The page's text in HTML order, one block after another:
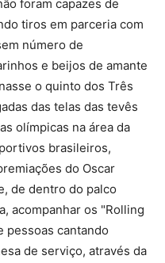
foram capazes de
tiros em parceria com
número de
e beijos de amante
o quinto dos Três
das telas das tevês
olímpicas na área da
brasileiros,
do Oscar
de dentro do palco
acompanhar os "Rolling
pessoas cantando
de serviço, através da